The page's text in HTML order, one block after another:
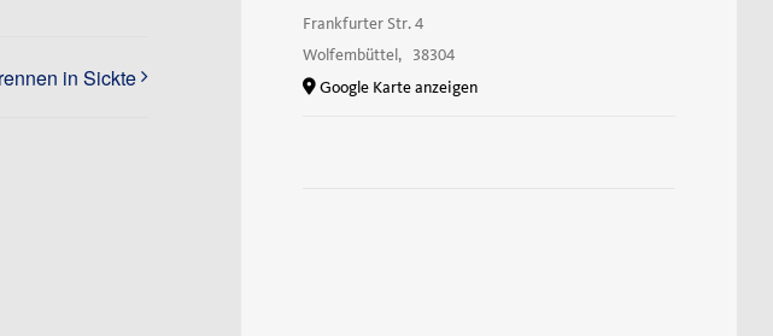
in Sickte
Frankfurter Str. 4
Wolfembüttel, 38304
Google Karte anzeigen